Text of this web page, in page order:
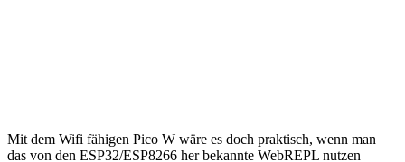
Mit dem Wifi fähigen Pico W wäre es doch praktisch, wenn man
das von den ESP32/ESP8266 her bekannte WebREPL nutzen